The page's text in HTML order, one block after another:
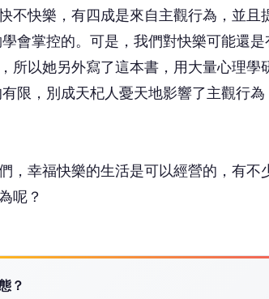
快樂，有四成是來自主觀行為，並且
會掌控的。可是，我們對快樂可能還是
所以她另外寫了這本書，用大量心理學
限，別成天杞人憂天地影響了主觀行為
幸福快樂的生活是可以經營的，有不
呢？
？